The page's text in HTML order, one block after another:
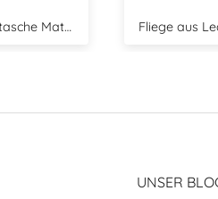
Fliege aus Leder - braun
sicherlich
Ring Bella -
UNSER